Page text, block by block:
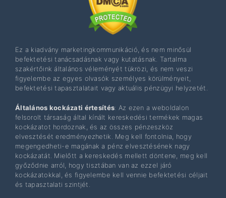
Ez a kiadvány marketingkommunikáció, és nem minősül
befektetési tanácsadásnak vagy kutatásnak. Tartalma
szakértőink általános véleményét tükrözi, és nem veszi
figyelembe az egyes olvasók személyes körülményeit,
befektetési tapasztalatait vagy aktuális pénzügyi helyzetét.
Általános kockázati értesítés: Az ezen a weboldalon
felsorolt ​​társaság által kínált kereskedési termékek magas
kockázatot hordoznak, és az összes pénzeszköz
elvesztését eredményezhetik. Meg kell fontolnia, hogy
megengedheti-e magának a pénz elvesztésének nagy
kockázatát. Mielőtt a kereskedés mellett döntene, meg kell
győződnie arról, hogy tisztában van az ezzel járó
kockázatokkal, és figyelembe kell vennie befektetési céljait
és tapasztalati szintjét.